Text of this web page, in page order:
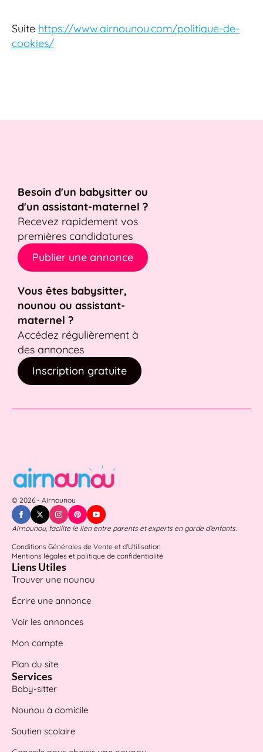
Suite https://www.airnounou.com/politique-de-
cookies/
Besoin d'un babysitter ou
d'un assistant-maternel ?
Recevez rapidement vos
premières candidatures
Publier une annonce
Vous êtes babysitter,
nounou ou assistant-
maternel ?
Accédez régulièrement à
des annonces
Inscription gratuite
© 2026 - Airnounou
Airnounou, facilite le lien entre parents et experts en garde d'enfants.
Conditions Générales de Vente et d'Utilisation
Mentions légales et politique de confidentialité
Liens Utiles
Trouver une nounou
Écrire une annonce
Voir les annonces
Mon compte
Plan du site
Services
Baby-sitter
Nounou à domicile
Soutien scolaire